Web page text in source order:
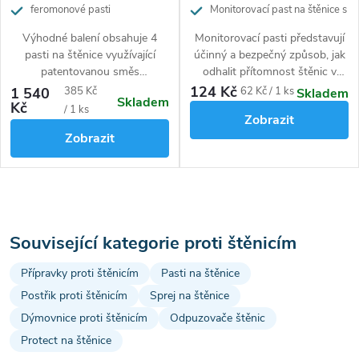
feromonové pasti
Výhodné balení obsahuje 4
pasti na štěnice využívající
patentovanou směs
syntetických feromonů pro
dlouhodobou a včasnou detekci
výskytu. Přitahuje samce,
samice i nymfy. Detekce již za
24 hodin.
1 540
Kč
Měrná
cena:
385 Kč
/ 1 ks
Skladem
Zobrazit
Monitorovací past na štěnice s
Monitorovací pasti představují
účinný a bezpečný způsob, jak
odhalit přítomnost štěnic v
domácnosti, hotelu nebo v
jiném prostoru. Balení obsahuje
2 pasti s účinnou návnadou ve
formě tablety a zajistí až 8
124 Kč Měrná
62 Kč / 1 ksSkladem
Zobrazit
v
á
d
Související kategorie proti štěnicím
Přípravky proti štěnicím
Pasti na štěnice
Postřik proti štěnicím
Sprej na štěnice
Dýmovnice proti štěnicím
Odpuzovače štěnic
Protect na štěnice